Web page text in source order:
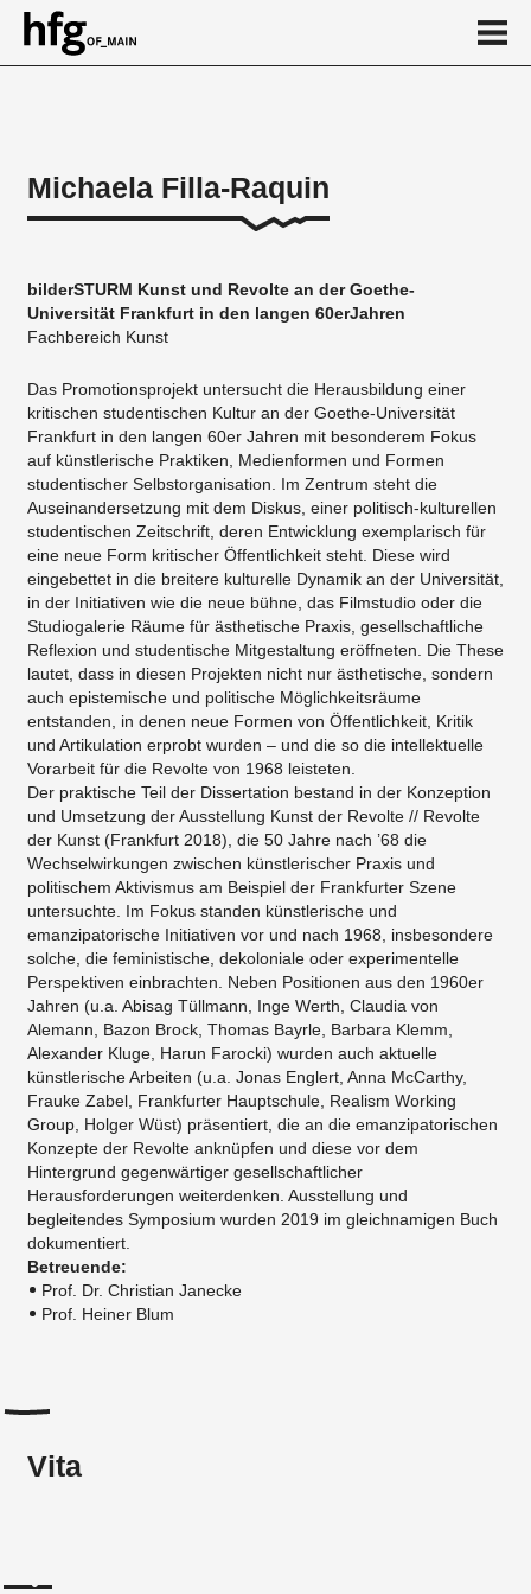
Über
Projekte
Michaela Filla-Raquin
bilderSTURM Kunst und Revolte an der Goethe-
Universität Frankfurt in den langen 60erJahren
Fachbereich Kunst
Das Promotionsprojekt untersucht die Herausbildung einer
kritischen studentischen Kultur an der Goethe-Universität
Frankfurt in den langen 60er Jahren mit besonderem Fokus
auf künstlerische Praktiken, Medienformen und Formen
studentischer Selbstorganisation. Im Zentrum steht die
Auseinandersetzung mit dem Diskus, einer politisch-kulturellen
studentischen Zeitschrift, deren Entwicklung exemplarisch für
eine neue Form kritischer Öffentlichkeit steht. Diese wird
eingebettet in die breitere kulturelle Dynamik an der Universität,
in der Initiativen wie die neue bühne, das Filmstudio oder die
Studiogalerie Räume für ästhetische Praxis, gesellschaftliche
Reflexion und studentische Mitgestaltung eröffneten. Die These
lautet, dass in diesen Projekten nicht nur ästhetische, sondern
auch epistemische und politische Möglichkeitsräume
entstanden, in denen neue Formen von Öffentlichkeit, Kritik
und Artikulation erprobt wurden – und die so die intellektuelle
Vorarbeit für die Revolte von 1968 leisteten.
Der praktische Teil der Dissertation bestand in der Konzeption
und Umsetzung der Ausstellung Kunst der Revolte // Revolte
der Kunst (Frankfurt 2018), die 50 Jahre nach ’68 die
Wechselwirkungen zwischen künstlerischer Praxis und
politischem Aktivismus am Beispiel der Frankfurter Szene
untersuchte. Im Fokus standen künstlerische und
emanzipatorische Initiativen vor und nach 1968, insbesondere
solche, die feministische, dekoloniale oder experimentelle
Perspektiven einbrachten. Neben Positionen aus den 1960er
Jahren (u.a. Abisag Tüllmann, Inge Werth, Claudia von
Alemann, Bazon Brock, Thomas Bayrle, Barbara Klemm,
Alexander Kluge, Harun Farocki) wurden auch aktuelle
künstlerische Arbeiten (u.a. Jonas Englert, Anna McCarthy,
Frauke Zabel, Frankfurter Hauptschule, Realism Working
Group, Holger Wüst) präsentiert, die an die emanzipatorischen
Konzepte der Revolte anknüpfen und diese vor dem
Hintergrund gegenwärtiger gesellschaftlicher
Herausforderungen weiterdenken. Ausstellung und
begleitendes Symposium wurden 2019 im gleichnamigen Buch
dokumentiert.
Betreuende:
P​rof. Dr. Christian Janecke
Prof. Heiner Blum
Vita